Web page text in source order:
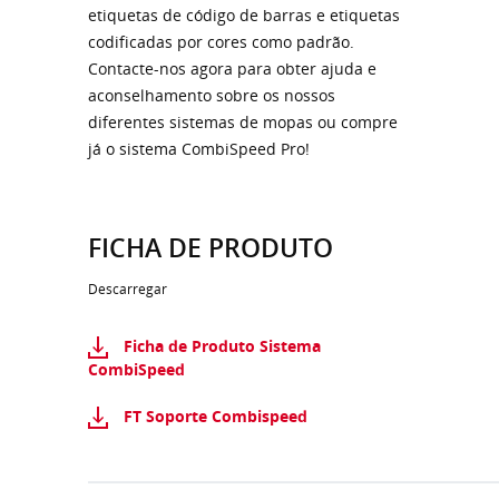
etiquetas de código de barras e etiquetas
codificadas por cores como padrão.
Contacte-nos agora para obter ajuda e
aconselhamento sobre os nossos
diferentes sistemas de mopas ou compre
já o sistema CombiSpeed ​​Pro!
FICHA DE PRODUTO
Descarregar
Ficha de Produto Sistema
CombiSpeed
FT Soporte Combispeed